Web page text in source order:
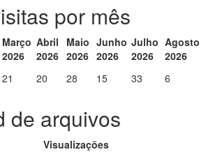
por mês
Março
2026
Abril
2026
Maio
2026
Junho
2026
Julho
2026
Agosto
2026
21 20 28 15 33 6
de arquivos
Visualizações